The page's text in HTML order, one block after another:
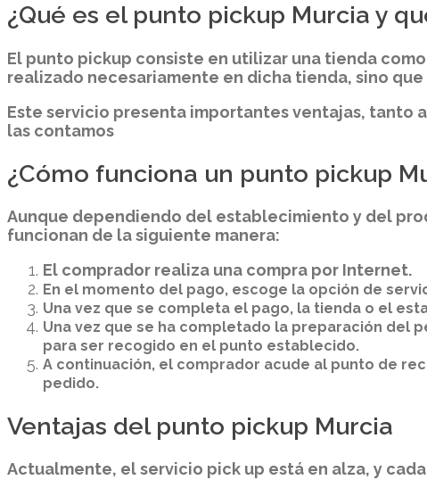
¿Qué es el punto pickup Murcia y
El punto pickup consiste en utilizar una tienda
realizado necesariamente en dicha tienda, sino
Este servicio presenta importantes ventajas, tanto
las contamos
¿Cómo funciona un punto pickup
Aunque dependiendo del establecimiento y del
funcionan de la siguiente manera:
El comprador realiza una compra por Internet.
En el momento del pago, escoge la opción de
Una vez que se completa el pago, la tienda o el
Una vez que se ha completado la preparación del
para ser recogido en el punto establecido.
A continuación, el comprador acude al punto de
pedido.
Ventajas del punto pickup Murcia
Actualmente, el servicio pick up está en alza, y